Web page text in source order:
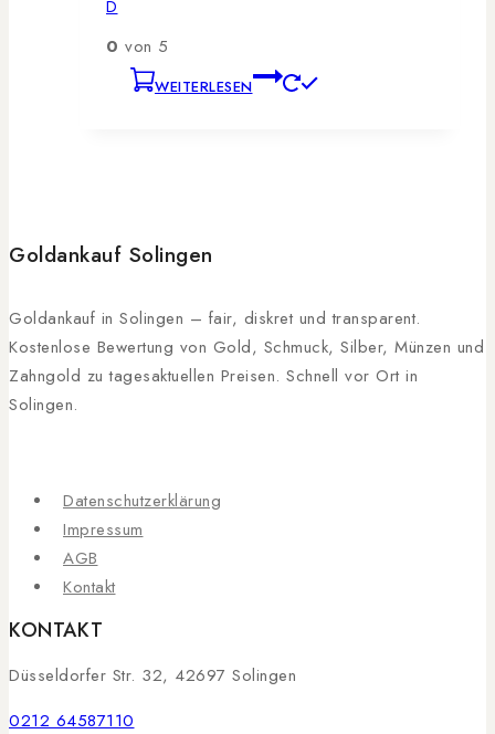
D
0 von 5
WEITERLESEN
Goldankauf Solingen
Goldankauf in Solingen – fair, diskret und transparent.
Kostenlose Bewertung von Gold, Schmuck, Silber, Münzen und
Zahngold zu tagesaktuellen Preisen. Schnell vor Ort in
Solingen.
Datenschutzerklärung
Impressum
AGB
Kontakt
KONTAKT
Düsseldorfer Str. 32, 42697 Solingen
0212 64587110